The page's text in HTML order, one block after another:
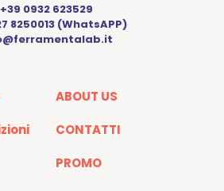
+39 0932 623529
8250013 (WhatsAPP)
ABOUT US
CONTATTI
PROMO